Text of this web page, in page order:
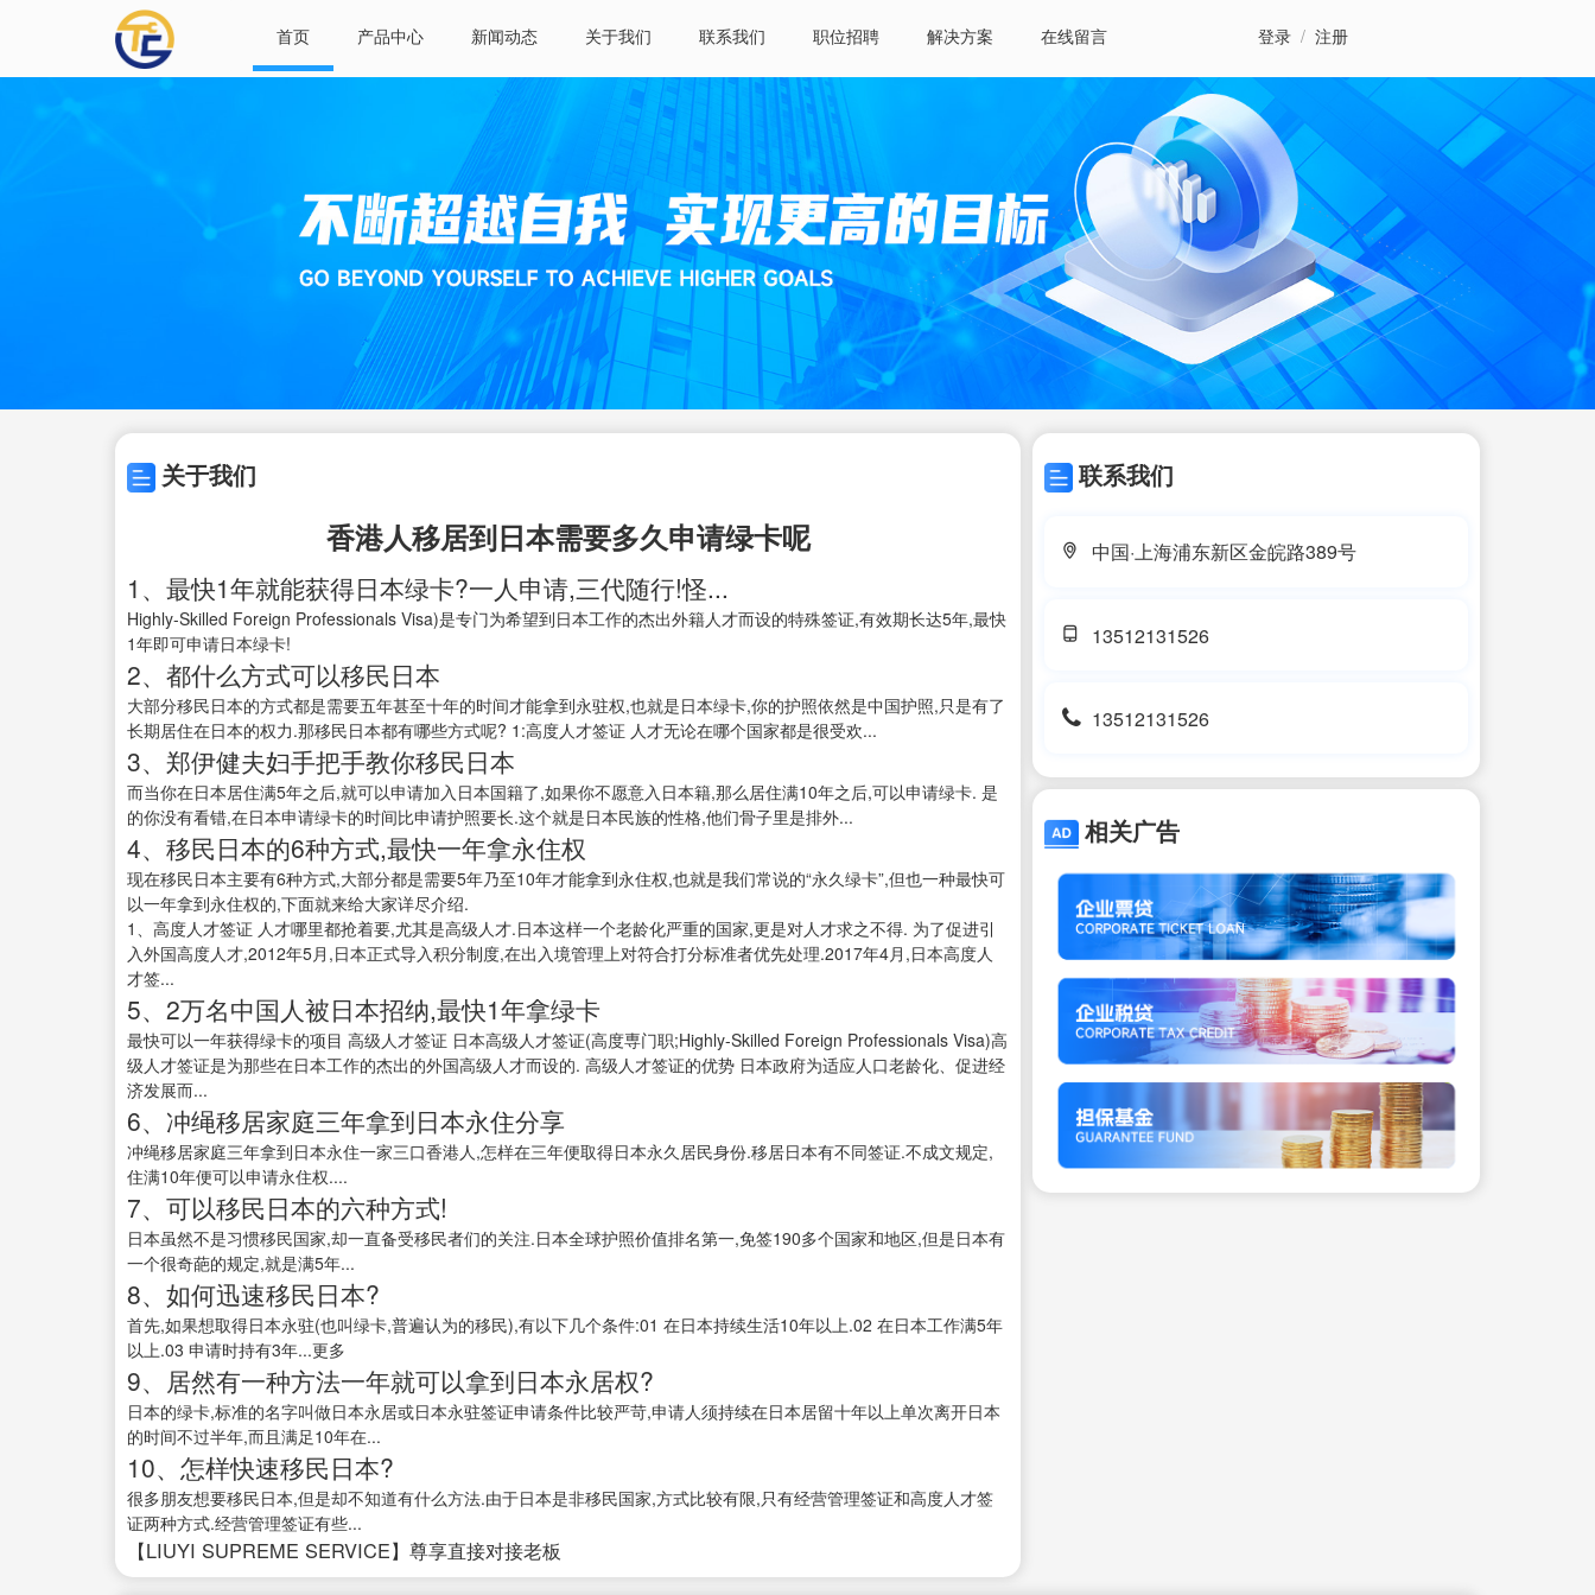
首页 产品中心 新闻动态 关于我们 联系我们 职位招聘 解决方案 在线留言 登录 / 注册
关于我们
香港人移居到日本需要多久申请绿卡呢
1、最快1年就能获得日本绿卡?一人申请,三代随行!怪...
Highly-Skilled Foreign Professionals Visa)是专门为希望到日本工作的杰出外籍人才而设的特殊签证,有效期长达5年,最快
1年即可申请日本绿卡!
2、都什么方式可以移民日本
大部分移民日本的方式都是需要五年甚至十年的时间才能拿到永驻权,也就是日本绿卡,你的护照依然是中国护照,只是有了
长期居住在日本的权力.那移民日本都有哪些方式呢? 1:高度人才签证 人才无论在哪个国家都是很受欢...
3、郑伊健夫妇手把手教你移民日本
而当你在日本居住满5年之后,就可以申请加入日本国籍了,如果你不愿意入日本籍,那么居住满10年之后,可以申请绿卡. 是
的你没有看错,在日本申请绿卡的时间比申请护照要长.这个就是日本民族的性格,他们骨子里是排外...
4、移民日本的6种方式,最快一年拿永住权
现在移民日本主要有6种方式,大部分都是需要5年乃至10年才能拿到永住权,也就是我们常说的“永久绿卡”,但也一种最快可
以一年拿到永住权的,下面就来给大家详尽介绍.
1、高度人才签证 人才哪里都抢着要,尤其是高级人才.日本这样一个老龄化严重的国家,更是对人才求之不得. 为了促进引
入外国高度人才,2012年5月,日本正式导入积分制度,在出入境管理上对符合打分标准者优先处理.2017年4月,日本高度人
才签...
5、2万名中国人被日本招纳,最快1年拿绿卡
最快可以一年获得绿卡的项目 高级人才签证 日本高级人才签证(高度専门职;Highly-Skilled Foreign Professionals Visa)高
级人才签证是为那些在日本工作的杰出的外国高级人才而设的. 高级人才签证的优势 日本政府为适应人口老龄化、促进经
济发展而...
6、冲绳移居家庭三年拿到日本永住分享
冲绳移居家庭三年拿到日本永住一家三口香港人,怎样在三年便取得日本永久居民身份.移居日本有不同签证.不成文规定,
住满10年便可以申请永住权....
7、可以移民日本的六种方式!
日本虽然不是习惯移民国家,却一直备受移民者们的关注.日本全球护照价值排名第一,免签190多个国家和地区,但是日本有
一个很奇葩的规定,就是满5年...
8、如何迅速移民日本?
首先,如果想取得日本永驻(也叫绿卡,普遍认为的移民),有以下几个条件:01 在日本持续生活10年以上.02 在日本工作满5年
以上.03 申请时持有3年...更多
9、居然有一种方法一年就可以拿到日本永居权?
日本的绿卡,标准的名字叫做日本永居或日本永驻签证申请条件比较严苛,申请人须持续在日本居留十年以上单次离开日本
的时间不过半年,而且满足10年在...
10、怎样快速移民日本?
很多朋友想要移民日本,但是却不知道有什么方法.由于日本是非移民国家,方式比较有限,只有经营管理签证和高度人才签
证两种方式.经营管理签证有些...
【LIUYI SUPREME SERVICE】尊享直接对接老板
联系我们
中国·上海浦东新区金皖路389号
13512131526
13512131526
相关广告